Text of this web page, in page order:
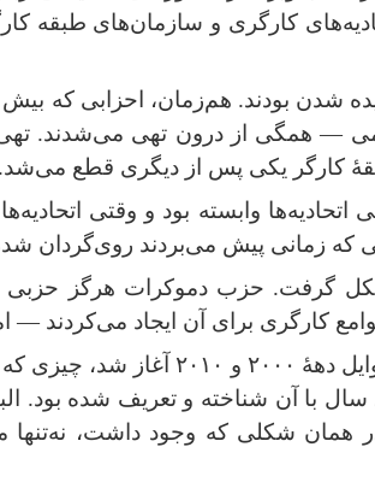
کارگری و سازمان‌های طبقه
شدن بودند. هم‌زمان، احزابی که
— همگی از درون تهی می‌شدند.
کارگر یکی پس از دیگری قطع می‌شد.
وابسته بود و وقتی
که زمانی پیش می‌بردند روی‌گردان
شکل گرفت. حزب دموکرات هرگز
کارگری برای آن ایجاد می‌کردند —
دههٔ ۲۰۰۰ و ۲۰۱۰ آغاز شد، چیزی که
با آن شناخته و تعریف شده بود.
همان شکلی که وجود داشت، نه‌تنها